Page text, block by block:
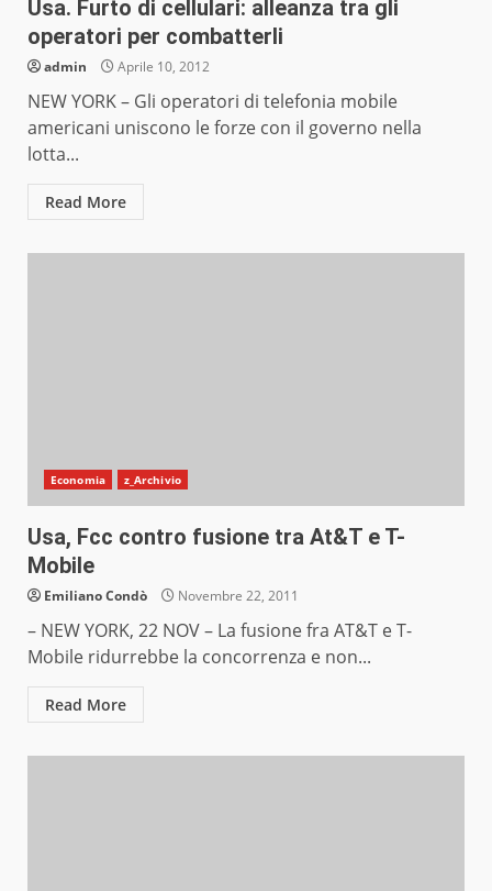
Usa. Furto di cellulari: alleanza tra gli
operatori per combatterli
admin Aprile 10, 2012
NEW YORK – Gli operatori di telefonia mobile
americani uniscono le forze con il governo nella
lotta...
Read More
Economia z_Archivio
Usa, Fcc contro fusione tra At&T e T-
Mobile
Emiliano Condò Novembre 22, 2011
– NEW YORK, 22 NOV – La fusione fra AT&T e T-
Mobile ridurrebbe la concorrenza e non...
Read More